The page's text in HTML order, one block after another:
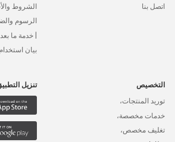
اتصل بنا
الشروط
الرسوم
| خدمة ما بعد
بيان
التخصيص
توريد المنتجات،
خدمات مخصصة،
تغليف مخصص،
تنزيل